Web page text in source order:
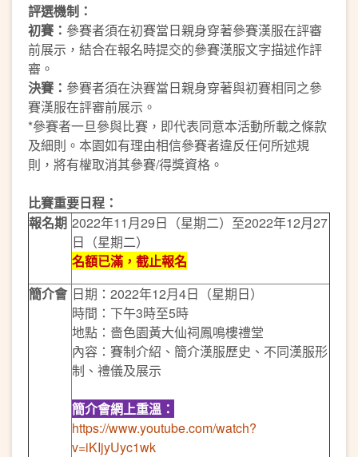
評選機制：
初賽： 參賽者須在初賽當日親身穿著參賽漢服在評審
前展示，結合在報名時提交的參賽漢服文字描述作評
審。
決賽： 參賽者須在決賽當日親身穿著與初賽相同之參
賽漢服在評審前展示。
*參賽者一旦參與比賽，即代表同意本活動所載之條款
及細則。本園如有理由相信參賽者違反任何所述規
則，將有權取消其參賽/得獎資格。
比賽重要日程：
報名期 2022年11月29日（星期二）至2022年12月27
日（星期二）
名額已滿，截止報名
簡介會 日期：2022年12月4日（星期日）
時間：下午3時至5時
地點：嗇色園黃大仙祠鳳鳴樓禮堂
內容：賽制介紹、簡介漢服歷史、不同漢服形
制、禮儀及展示
簡介會網上重溫 ：
https://www.youtube.com/watch?
v=iKIjyUyc1wk